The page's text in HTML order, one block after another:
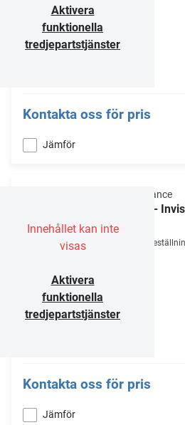
Aktivera
funktionella
tredjepartstjänster
Kontakta oss för pris
Jämför
Innehållet kan inte
visas
Aktivera
funktionella
tredjepartstjänster
Sonance
IS6 -
Kontakta oss för pris
Jämför